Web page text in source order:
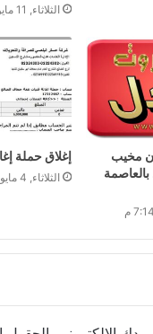
الثلاثاء, 11 مايو 2021 - 7:59 م
مخيب
إغلاق حملة
الثلاثاء, 4 مايو 2021 - 4:43 م